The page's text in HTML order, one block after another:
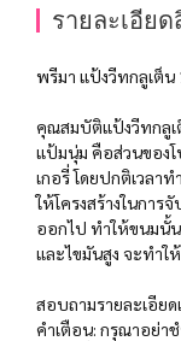
รายละเอีย
พรีมา แป้งวีทกลูเต็น
คุณสมบัติแป้งวีทกลู
แป้มนุ่ม คือส่วนของ
เกอรี่ โดยปกติเวลา
ให้โครงสร้างในการ
ออกไป ทำให้ขนมนั้
และไขมันสูง จะทำใ
สอบถามรายละเอียด
คำเตือน: กรุณาอย่า